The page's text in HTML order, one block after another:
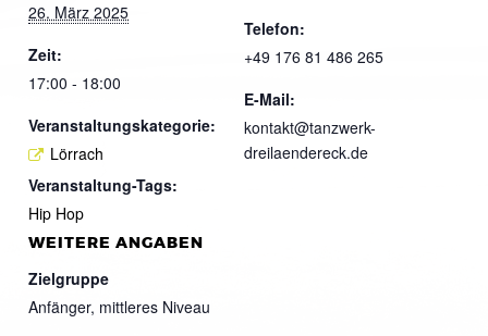
26. März 2025
Zeit:
17:00 - 18:00
Veranstaltungskategorie:
Lörrach
Veranstaltung-Tags:
Hip Hop
Telefon:
+49 176 81 486 265
E-Mail:
kontakt@tanzwerk-
dreilaendereck.de
WEITERE ANGABEN
Zielgruppe
Anfänger, mittleres Niveau